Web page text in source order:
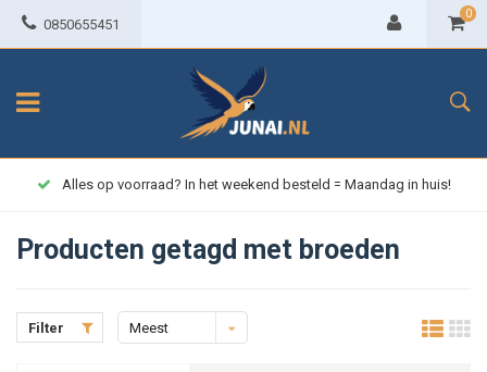
0850655451
0
Alles op voorraad? In het weekend besteld = Maandag in huis!
Producten getagd met broeden
Filter
Meest